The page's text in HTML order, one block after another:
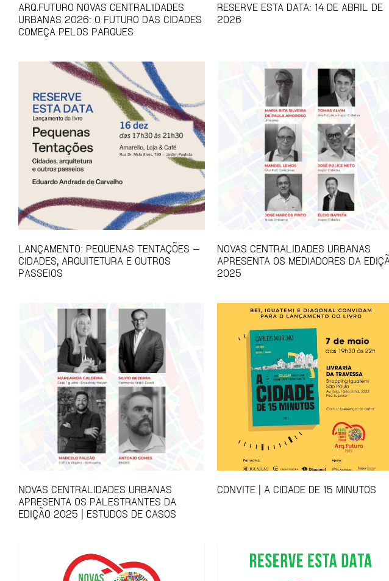
ARQ.FUTURO NOVAS CENTRALIDADES
URBANAS 2026: O FUTURO DAS CIDADES
COMEÇA PELOS PARQUES
RESERVE ESTA DATA: 14 DE ABRIL DE
2026
LANÇAMENTO: PEQUENAS TENTAÇÕES —
CIDADES, ARQUITETURA E OUTROS
PASSEIOS
NOVAS CENTRALIDADES URBANAS
APRESENTA OS MEDIADORES DA
2025
NOVAS CENTRALIDADES URBANAS
APRESENTA OS PALESTRANTES DA
EDIÇÃO 2025 | ESTUDOS DE CASOS
CONVITE | A CIDADE DE 15 MINUTOS